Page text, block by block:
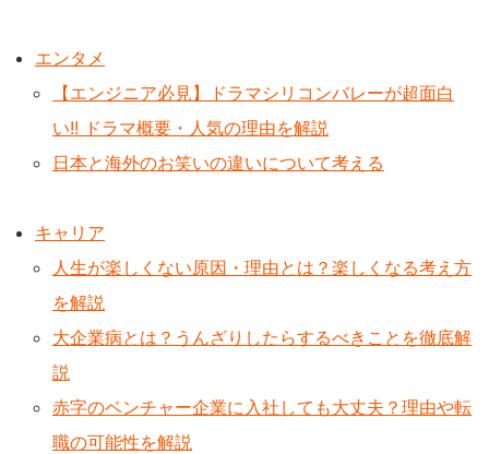
エンタメ
【エンジニア必見】ドラマシリコンバレーが超面白
い!! ドラマ概要・人気の理由を解説
日本と海外のお笑いの違いについて考える
キャリア
人生が楽しくない原因・理由とは？楽しくなる考え方
を解説
大企業病とは？うんざりしたらするべきことを徹底解
説
赤字のベンチャー企業に入社しても大丈夫？理由や転
職の可能性を解説